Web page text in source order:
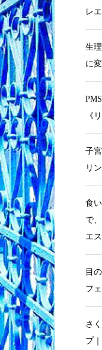
レ
生
に
《
子
リ
食
で
エ
目
フ
さ
プ